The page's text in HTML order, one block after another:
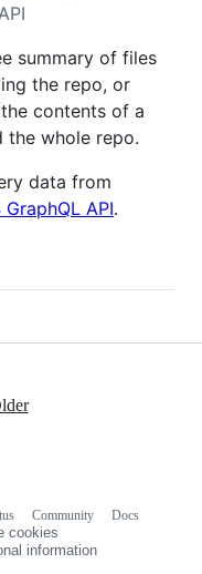
summary of files
the repo, or
contents of a
whole repo.
data from
API.
Community
Docs
cookies
information